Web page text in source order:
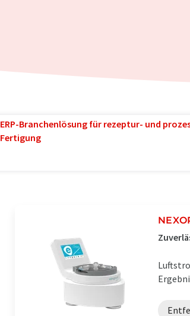
ERP-Branchenlösung für rezeptur- und
Fertigung